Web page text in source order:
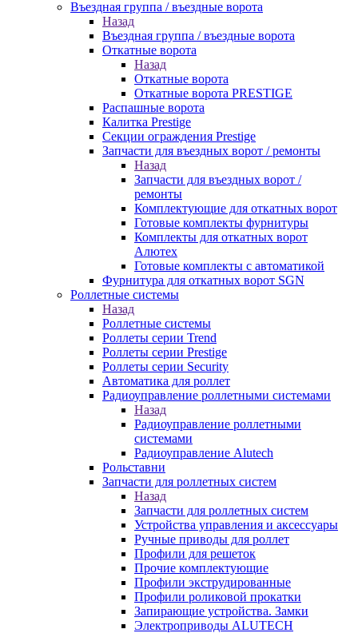
Въездная группа / въездные ворота
Назад
Въездная группа / въездные ворота
Откатные ворота
Назад
Откатные ворота
Откатные ворота PRESTIGE
Распашные ворота
Калитка Prestige
Секции ограждения Prestige
Запчасти для въездных ворот / ремонты
Назад
Запчасти для въездных ворот /
ремонты
Комплектующие для откатных ворот
Готовые комплекты фурнитуры
Комплекты для откатных ворот
Алютех
Готовые комплекты с автоматикой
Фурнитура для откатных ворот SGN
Роллетные системы
Назад
Роллетные системы
Роллеты серии Trend
Роллеты серии Prestige
Роллеты серии Security
Автоматика для роллет
Радиоуправление роллетными системами
Назад
Радиоуправление роллетными
системами
Радиоуправление Alutech
Рольставни
Запчасти для роллетных систем
Назад
Запчасти для роллетных систем
Устройства управления и аксессуары
Ручные приводы для роллет
Профили для решеток
Прочие комплектующие
Профили экструдированные
Профили роликовой прокатки
Запирающие устройства. Замки
Электроприводы ALUTECH